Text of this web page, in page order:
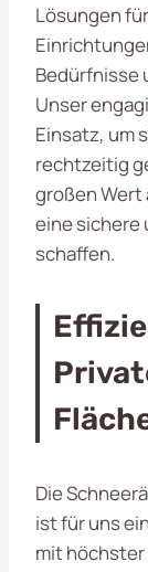
Lösungen
Bedürfnisse
Unser
Einsatz, um
rechtzeitig
großen Wert
eine sichere
schaffen.
Die
ist für uns
mit